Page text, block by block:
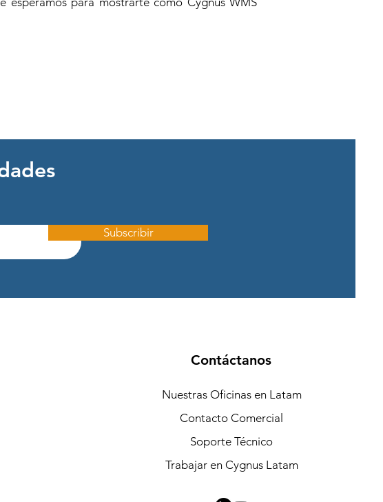
Subscribir
Contáctanos
Nuestras Oficinas en Latam
Contacto Comercial
Soporte Técnico
Trabajar en Cygnus Latam